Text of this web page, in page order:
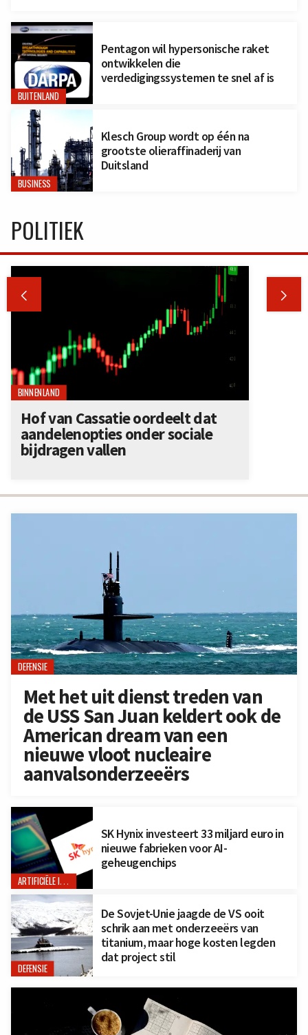
BUITENLAND
Pentagon wil hypersonische raket
ontwikkelen die
verdedigingssystemen te snel af is
BUSINESS
Klesch Group wordt op één na
grootste olieraffinaderij van
Duitsland
DEFENSIE
Met het uit dienst treden van
de USS San Juan keldert ook de
American dream van een
nieuwe vloot nucleaire
aanvalsonderzeeërs
ARTIFICIËLE INTELLIGENTIE
SK Hynix investeert 33 miljard euro in
nieuwe fabrieken voor AI-
geheugenchips
DEFENSIE
De Sovjet-Unie jaagde de VS ooit
schrik aan met onderzeeërs van
titanium, maar hoge kosten legden
dat project stil
POLITIEK
 
BINNENLAND
Hof van Cassatie oordeelt dat
aandelenopties onder sociale
bijdragen vallen